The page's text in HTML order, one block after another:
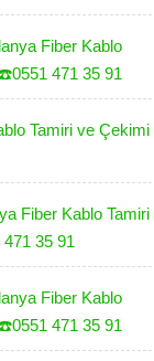
Fiber Kablo
471 35 91
Tamiri ve Çekimi
Fiber Kablo Tamiri
35 91
Fiber Kablo
471 35 91